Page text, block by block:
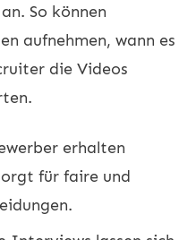
So können
aufnehmen, wann es
die Videos
erhalten
für faire und